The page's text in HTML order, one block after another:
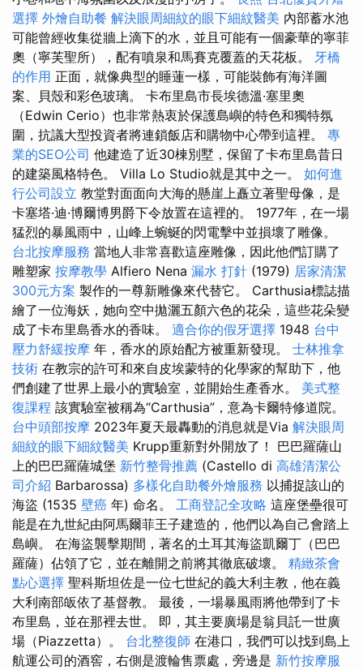
選擇 外燴自助餐 解決眼周細紋的眼下細紋醫美 內部蓄水池
可能曾經收集從牆上滴下的水，並且可能有一個豪華的寧菲
奧（寧芙聖所），配有噴泉和馬賽克覆蓋的天花板。 牙橋
的作用 正面，就像典型的睡蓮一樣，可能裝飾有海洋圖
案、貝殼和彩色玻璃。 卡布里島市長埃德溫·塞里奧
（Edwin Cerio）也非常熱衷於保護島嶼的特色和獨特氛
圍，抗議大型投資者將連鎖飯店和購物中心帶到這裡。 專
業的SEO公司 他建造了近30棟別墅，保留了卡布里島昔日
的建築風格特色。 Villa Lo Studio就是其中之一。 如何進
行公司設立 教堂對面面向大海的懸崖上矗立著聖母像，是
卡塞塔·迪·博爾博男爵下令放置在這裡的。 1977年，在一場
猛烈的暴風雨中，山峰上蜿蜒的閃電擊中並損壞了雕像。
台北按摩服務 當地人非常喜歡這座雕像，因此他們訂購了
雕塑家 按摩教學 Alfiero Nena 漏水 打針 (1979) 居家清潔
300元方案 製作的一尊新雕像來代替它。 Carthusia標誌描
繪了一位海妖，她向空中拋灑五顏六色的花朵，這些花朵變
成了卡布里島香水的香味。 適合你的假牙選擇 1948 台中
壓力舒緩按摩 年，香水的原始配方被重新發現。 士林推拿
技術 在教宗的許可和來自皮埃蒙特的化學家的幫助下，他
們創建了世界上最小的實驗室，並開始生產香水。 美式整
復課程 該實驗室被稱為“Carthusia”，意為卡爾特修道院。
台中頭部按摩 2023年夏天最轟動的消息就是Via 解決眼周
細紋的眼下細紋醫美 Krupp重新對外開放了！ 巴巴羅薩山
上的巴巴羅薩城堡 新竹整骨推薦 (Castello di 高雄清潔公
司介紹 Barbarossa) 多樣化自助餐外燴服務 以捕捉該山的
海盜 (1535 壁癌 年) 命名。 工商登記全攻略 這座堡壘很可
能是在九世紀由阿馬爾菲王子建造的，他們以為自己會踏上
島嶼。 在海盜襲擊期間，著名的土耳其海盜凱爾丁（巴巴
羅薩）佔領了它，並在離開之前將其徹底破壞。 精緻茶會
點心選擇 聖科斯坦佐是一位七世紀的義大利主教，他在義
大利南部皈依了基督教。 最後，一場暴風雨將他帶到了卡
布里島，並在那裡去世。 即，其主要廣場是翁貝託一世廣
場（Piazzetta）。 台北整復師 在港口，我們可以找到島上
航運公司的酒窖，右側是渡輪售票處，旁邊是 新竹按摩服